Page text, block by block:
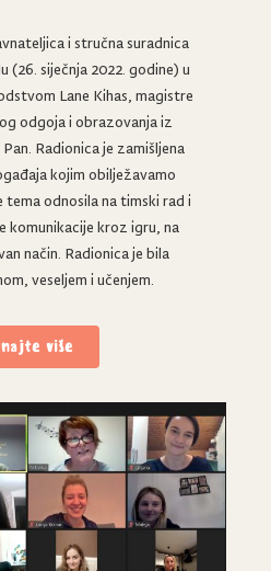
i stručna suradnica
(26. siječnja 2022. godine) u
Lane Kihas, magistre
odgoja i obrazovanja iz
Radionica je zamišljena
kojim obilježavamo
odnosila na timski rad i
komunikacije kroz igru, na
način. Radionica je bila
veseljem i učenjem.
više